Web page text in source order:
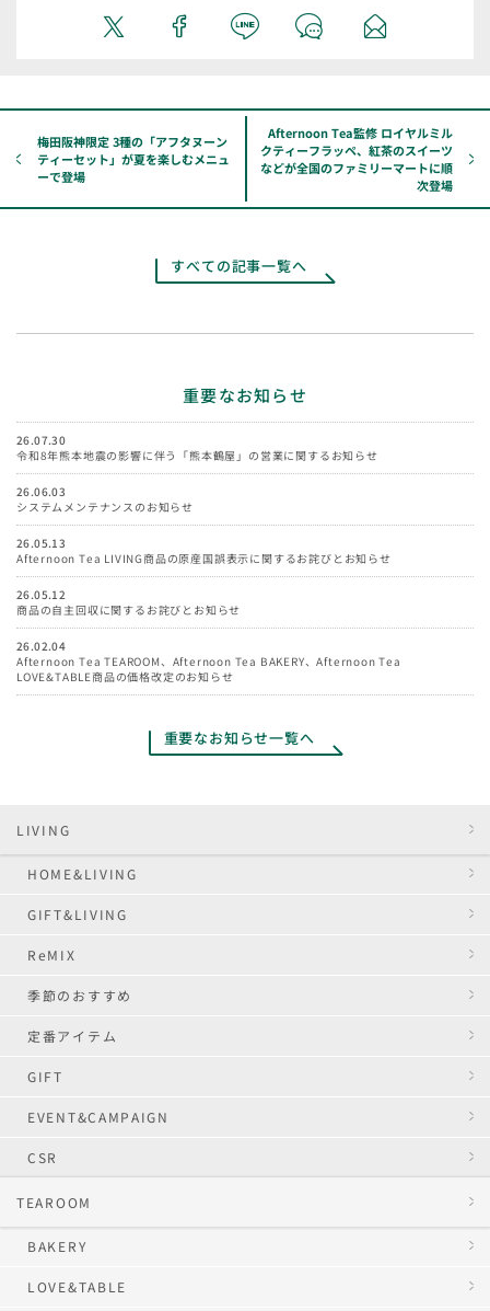
梅田阪神限定 3種の「アフタヌーン
ティーセット」が夏を楽しむメニュ
ーで登場
Afternoon Tea監修 ロイヤルミル
クティーフラッペ、紅茶のスイーツ
などが全国のファミリーマートに順
次登場
すべての記事一覧へ
重要なお知らせ
26.07.30
令和8年熊本地震の影響に伴う「熊本鶴屋」の営業に関するお知らせ
26.06.03
システムメンテナンスのお知らせ
26.05.13
Afternoon Tea LIVING商品の原産国誤表示に関するお詫びとお知らせ
26.05.12
商品の自主回収に関するお詫びとお知らせ
26.02.04
Afternoon Tea TEAROOM、Afternoon Tea BAKERY、Afternoon Tea
LOVE&TABLE商品の価格改定のお知らせ
重要なお知らせ一覧へ
LIVING
HOME&LIVING
GIFT&LIVING
ReMIX
季節のおすすめ
定番アイテム
GIFT
EVENT&CAMPAIGN
CSR
TEAROOM
BAKERY
LOVE&TABLE